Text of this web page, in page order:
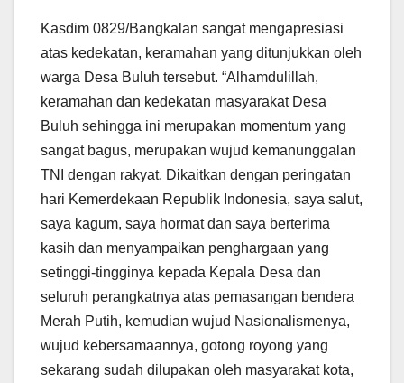
Kasdim 0829/Bangkalan sangat mengapresiasi
atas kedekatan, keramahan yang ditunjukkan oleh
warga Desa Buluh tersebut. “Alhamdulillah,
keramahan dan kedekatan masyarakat Desa
Buluh sehingga ini merupakan momentum yang
sangat bagus, merupakan wujud kemanunggalan
TNI dengan rakyat. Dikaitkan dengan peringatan
hari Kemerdekaan Republik Indonesia, saya salut,
saya kagum, saya hormat dan saya berterima
kasih dan menyampaikan penghargaan yang
setinggi-tingginya kepada Kepala Desa dan
seluruh perangkatnya atas pemasangan bendera
Merah Putih, kemudian wujud Nasionalismenya,
wujud kebersamaannya, gotong royong yang
sekarang sudah dilupakan oleh masyarakat kota,